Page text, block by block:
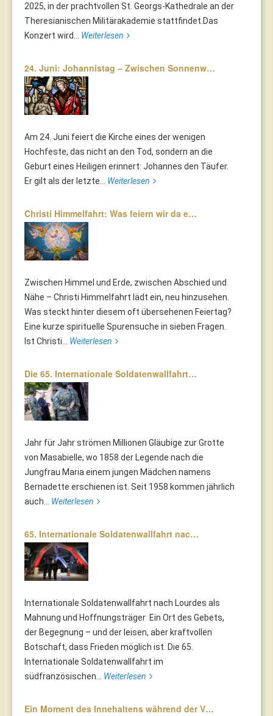
2025, in der prachtvollen St. Georgs-Kathedrale an der
Theresianischen Militärakademie stattfindet.Das
Konzert wird... Weiterlesen
24. Juni: Johannistag – Zwischen Sonnenw…
Am 24. Juni feiert die Kirche eines der wenigen
Hochfeste, das nicht an den Tod, sondern an die
Geburt eines Heiligen erinnert: Johannes den Täufer.
Er gilt als der letzte... Weiterlesen
Christi Himmelfahrt: Was feiern wir da e…
Zwischen Himmel und Erde, zwischen Abschied und
Nähe – Christi Himmelfahrt lädt ein, neu hinzusehen.
Was steckt hinter diesem oft übersehenen Feiertag?
Eine kurze spirituelle Spurensuche in sieben Fragen.
Ist Christi... Weiterlesen
Die 65. Internationale Soldatenwallfahrt…
Jahr für Jahr strömen Millionen Gläubige zur Grotte
von Masabielle, wo 1858 der Legende nach die
Jungfrau Maria einem jungen Mädchen namens
Bernadette erschienen ist. Seit 1958 kommen jährlich
auch... Weiterlesen
65. Internationale Soldatenwallfahrt nac…
Internationale Soldatenwallfahrt nach Lourdes als
Mahnung und Hoffnungsträger Ein Ort des Gebets,
der Begegnung – und der leisen, aber kraftvollen
Botschaft, dass Frieden möglich ist. Die 65.
Internationale Soldatenwallfahrt im
südfranzösischen... Weiterlesen
Ein Moment des Innehaltens während der V…